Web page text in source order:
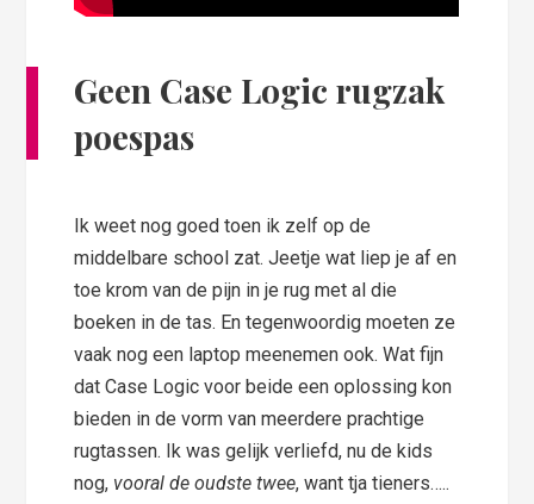
Geen Case Logic rugzak
poespas
Ik weet nog goed toen ik zelf op de
middelbare school zat. Jeetje wat liep je af en
toe krom van de pijn in je rug met al die
boeken in de tas. En tegenwoordig moeten ze
vaak nog een laptop meenemen ook. Wat fijn
dat Case Logic voor beide een oplossing kon
bieden in de vorm van meerdere prachtige
rugtassen. Ik was gelijk verliefd, nu de kids
nog, vooral de oudste twee, want tja tieners…..